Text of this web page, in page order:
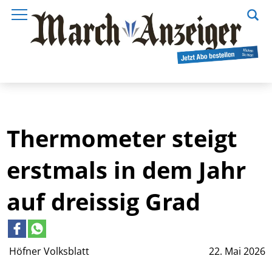
Höfner Volksblatt 22. Mai 2026
Thermometer steigt
erstmals in dem Jahr
auf dreissig Grad